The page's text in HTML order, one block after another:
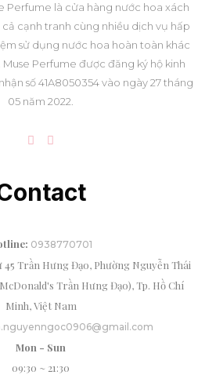
Perfume là cửa hàng nước hoa xách
cạnh tranh cùng nhiều dịch vụ hấp
sử dụng nước hoa hoàn toàn khác
Perfume được đăng ký hộ kinh
số 41A8050354 vào ngày 27 tháng
05 năm 2022.
0938770701
45 Trần Hưng Đạo, Phường Nguyễn Thái
Trần Hưng Đạo), Tp. Hồ Chí
Minh, Việt Nam
Mon - Sun
09:30 ~ 21:30